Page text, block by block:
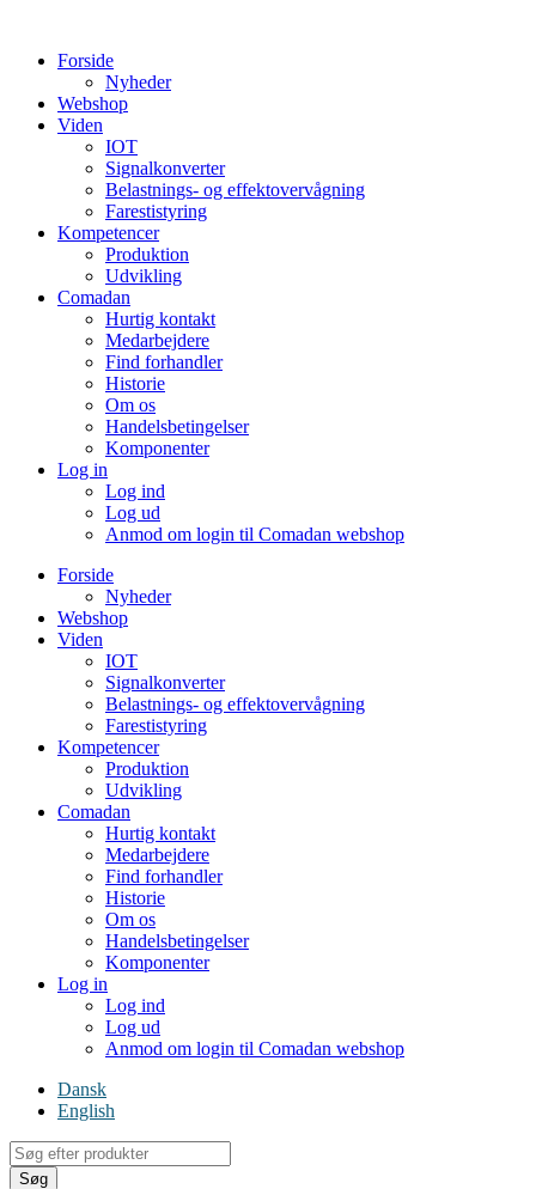
indholdForside
Nyheder
Webshop
Viden
IOT
Signalkonverter
Belastnings- og effektovervågning
Farestistyring
Kompetencer
Produktion
Udvikling
Comadan
Hurtig kontakt
Medarbejdere
Find forhandler
Historie
Om os
Handelsbetingelser
Komponenter
Log in
Log ind
Log ud
Anmod om login til Comadan webshop
Forside
Nyheder
Webshop
Viden
IOT
Signalkonverter
Belastnings- og effektovervågning
Farestistyring
Kompetencer
Produktion
Udvikling
Comadan
Hurtig kontakt
Medarbejdere
Find forhandler
Historie
Om os
Handelsbetingelser
Komponenter
Log in
Log ind
Log ud
Anmod om login til Comadan webshop
Dansk
English
Products
search
Søg